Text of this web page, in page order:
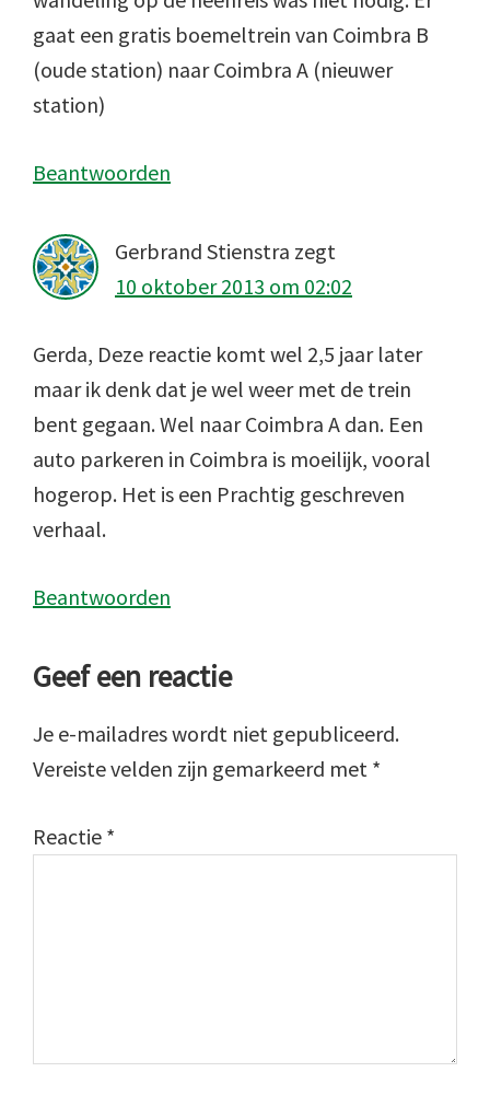
gaat een gratis boemeltrein van Coimbra B
(oude station) naar Coimbra A (nieuwer
station)
Beantwoorden
Gerbrand Stienstra zegt
10 oktober 2013 om 02:02
Gerda, Deze reactie komt wel 2,5 jaar later
maar ik denk dat je wel weer met de trein
bent gegaan. Wel naar Coimbra A dan. Een
auto parkeren in Coimbra is moeilijk, vooral
hogerop. Het is een Prachtig geschreven
verhaal.
Beantwoorden
Geef een reactie
Je e-mailadres wordt niet gepubliceerd.
Vereiste velden zijn gemarkeerd met *
Reactie *